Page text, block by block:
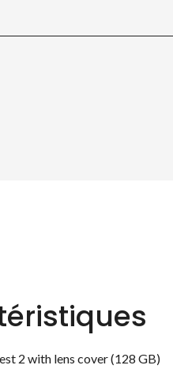
2 with lens cover (128 GB)